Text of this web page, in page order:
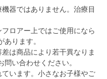
器ではありません。治療目
ロアー上ではご使用になら
ります。
は商品により若干異なりま
い合わせください。
います。小さなお子様やご